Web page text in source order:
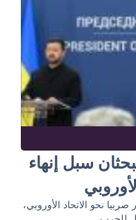
سبل إنهاء
نحو الاتحاد الأوروبي،